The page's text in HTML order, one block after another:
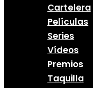
Cartelera
Películas
Series
Vídeos
Premios
Taquilla